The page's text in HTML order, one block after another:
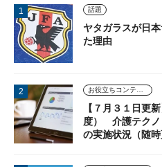
話題
ヤタガラスが日
た理由
【７月３１日更
度） 介護テク
の実施状況（随時